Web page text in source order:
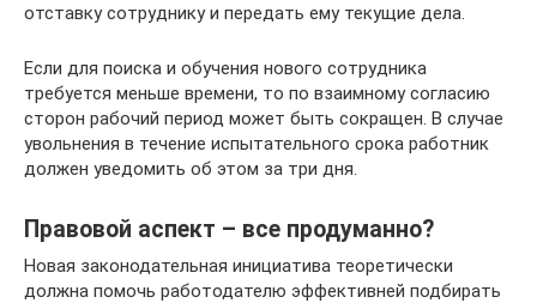
отставку сотруднику и передать ему текущие дела.
Если для поиска и обучения нового сотрудника
требуется меньше времени, то по взаимному согласию
сторон рабочий период может быть сокращен. В случае
увольнения в течение испытательного срока работник
должен уведомить об этом за три дня.
Правовой аспект – все продуманно?
Новая законодательная инициатива теоретически
должна помочь работодателю эффективней подбирать